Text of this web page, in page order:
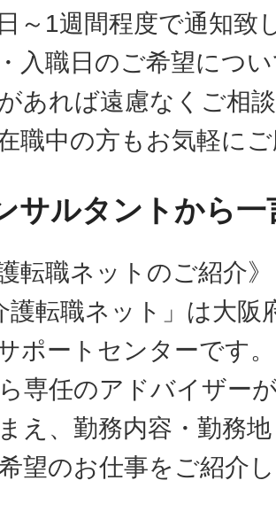
～1週間程度で通知致
入職日のご希望につ
あれば遠慮なくご相
職中の方もお気軽に
サルタントから一
転職ネットのご紹介》
護転職ネット」は大阪
ポートセンターです
専任のアドバイザー
え、勤務内容・勤務
望のお仕事をご紹介